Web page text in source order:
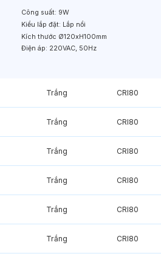
Công suất: 9W
Kiểu lắp đặt: Lắp nổi
Kích thước Ø120xH100mm
Điện áp: 220VAC, 50Hz
Trắng CRI80
Trắng CRI80
Trắng CRI80
Trắng CRI80
Trắng CRI80
Trắng CRI80